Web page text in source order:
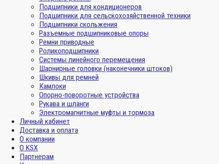
Подшипники для кондиционеров
Подшипники для сельскохозяйственной техники
Подшипники скольжения
Разъемные подшипниковые опоры
Ремни приводные
Роликоподшипники
Системы линейного перемещения
Шарнирные головки (наконечники штоков)
Шкивы для ремней
Камлоки
Опорно-поворотные устройства
Рукава и шланги
Электромагнитные муфты и тормоза
Личный кабинет
Доставка и оплата
О компании
О KSX
Партнерам